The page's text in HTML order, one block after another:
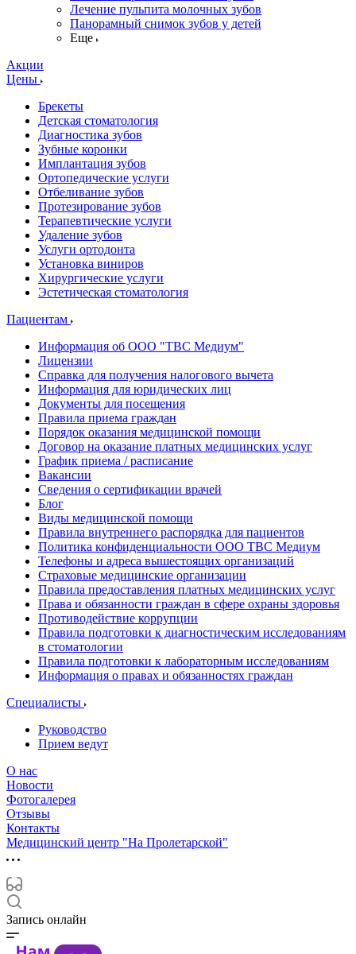
Лечение пульпита молочных зубов
Панорамный снимок зубов у детей
Еще
Акции
Цены
Брекеты
Детская стоматология
Диагностика зубов
Зубные коронки
Имплантация зубов
Ортопедические услуги
Отбеливание зубов
Протезирование зубов
Терапевтические услуги
Удаление зубов
Услуги ортодонта
Установка виниров
Хирургические услуги
Эстетическая стоматология
Пациентам
Информация об ООО "ТВС Медиум"
Лицензии
Справка для получения налогового вычета
Информация для юридических лиц
Документы для посещения
Правила приема граждан
Порядок оказания медицинской помощи
Договор на оказание платных медицинских услуг
График приема / расписание
Вакансии
Сведения о сертификации врачей
Блог
Виды медицинской помощи
Правила внутреннего распорядка для пациентов
Политика конфиденциальности ООО ТВС Медиум
Телефоны и адреса вышестоящих организаций
Страховые медицинские организации
Правила предоставления платных медицинских услуг
Права и обязанности граждан в сфере охраны здоровья
Противодействие коррупции
Правила подготовки к диагностическим исследованиям
в стоматологии
Правила подготовки к лабораторным исследованиям
Информация о правах и обязанностях граждан
Специалисты
Руководство
Прием ведут
О нас
Новости
Фотогалерея
Отзывы
Контакты
Медицинский центр "На Пролетарской"
Запись онлайн